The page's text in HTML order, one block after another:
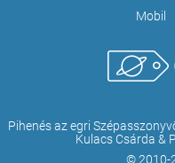
Mobil
Pihenés az egri
Kulacs Csárda &
© 2010-